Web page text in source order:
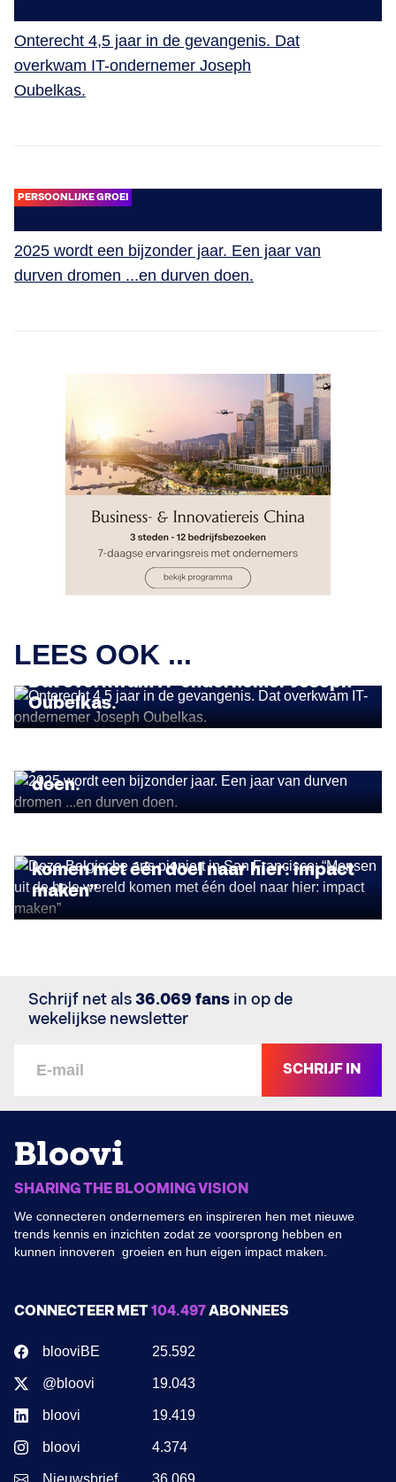
Onterecht 4,5 jaar in de gevangenis. Dat
overkwam IT-ondernemer Joseph
Oubelkas.
PERSOONLIJKE GROEI
2025 wordt een bijzonder jaar. Een jaar van
durven dromen ...en durven doen.
LEES OOK ...
Onterecht 4,5 jaar in de gevangenis.
Dat overkwam IT-ondernemer Joseph
Oubelkas.
PERSOONLIJKE GROEI
doen.
BELGEN IN HET BUITENLAND
komen met één doel naar hier: impact
maken”
Schrijf net als36.069 fans in op de
wekelijkse newsletter
SCHRIJF IN
SHARING THE BLOOMING VISION
We connecteren ondernemers en inspireren hen met nieuwe
trends kennis en inzichten zodat ze voorsprong hebben en
kunnen innoveren groeien en hun eigen impact maken.
CONNECTEER MET104.497ABONNEES
blooviBE 25.592
@bloovi 19.043
bloovi 19.419
bloovi 4.374
Nieuwsbrief 36.069